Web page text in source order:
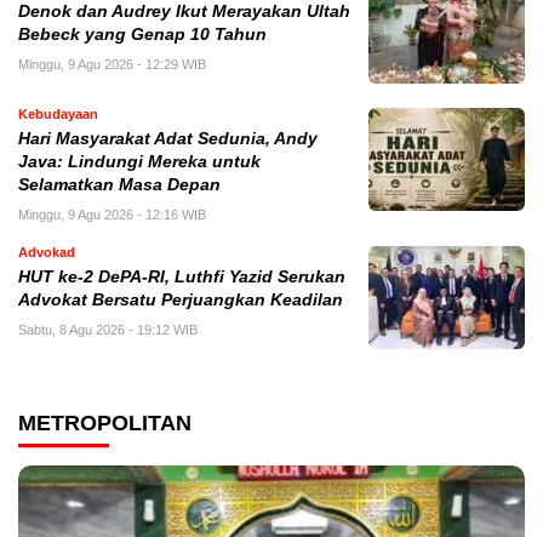
Denok dan Audrey Ikut Merayakan Ultah
Bebeck yang Genap 10 Tahun
Minggu, 9 Agu 2026 - 12:29 WIB
Kebudayaan
Hari Masyarakat Adat Sedunia, Andy
Java: Lindungi Mereka untuk
Selamatkan Masa Depan
Minggu, 9 Agu 2026 - 12:16 WIB
Advokad
HUT ke-2 DePA-RI, Luthfi Yazid Serukan
Advokat Bersatu Perjuangkan Keadilan
Sabtu, 8 Agu 2026 - 19:12 WIB
METROPOLITAN